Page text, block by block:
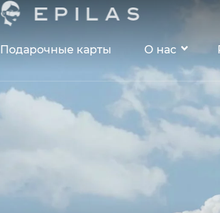
Подарочные карты О нас